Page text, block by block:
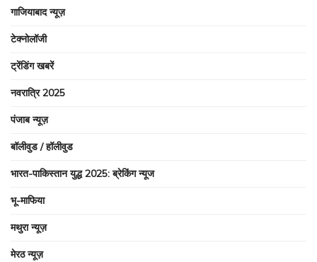
गाजियाबाद न्यूज़
टेक्नोलॉजी
ट्रेंडिंग खबरें
नवरात्रि 2025
पंजाब न्यूज़
बॉलीवुड / हॉलीवुड
भारत-पाकिस्तान युद्ध 2025: ब्रेकिंग न्यूज
भू-माफिया
मथुरा न्यूज़
मेरठ न्यूज़